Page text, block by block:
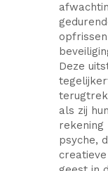
Deze
als zij
rekening
psyche,